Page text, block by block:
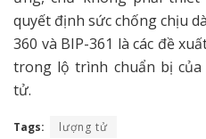
quyết định sức chống chịu
360 và BIP-361 là các đề
trong lộ trình chuẩn bị
tử.
Tags: lượng tử